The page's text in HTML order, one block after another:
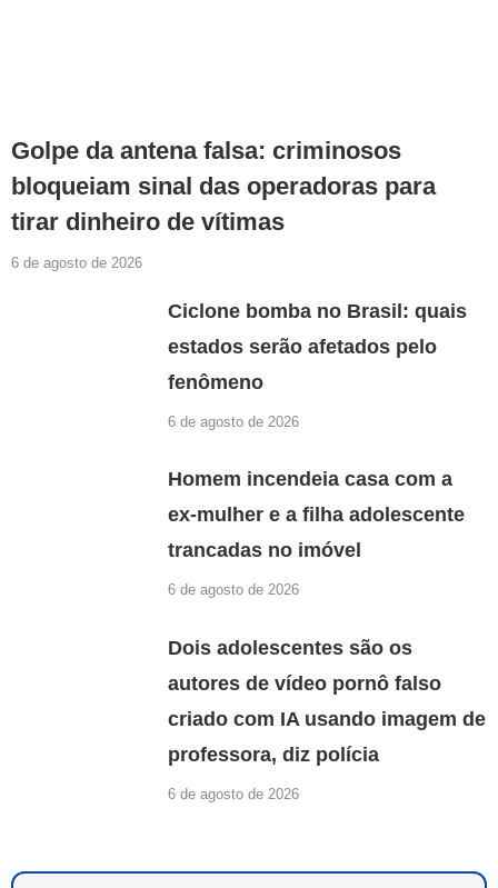
Golpe da antena falsa: criminosos
bloqueiam sinal das operadoras para
tirar dinheiro de vítimas
6 de agosto de 2026
Ciclone bomba no Brasil: quais
estados serão afetados pelo
fenômeno
6 de agosto de 2026
Homem incendeia casa com a
ex-mulher e a filha adolescente
trancadas no imóvel
6 de agosto de 2026
Dois adolescentes são os
autores de vídeo pornô falso
criado com IA usando imagem de
professora, diz polícia
6 de agosto de 2026